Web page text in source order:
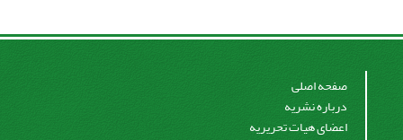
صفحه اصلی
درباره نشریه
اعضای هیات تحریریه